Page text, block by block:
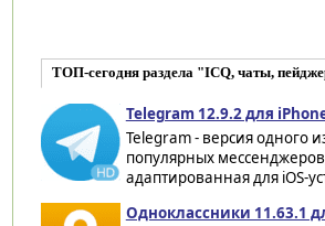
ТОП-сегодня раздела "ICQ, чаты,
Telegram 12.9.2 для
Telegram - версия одного
популярных
адаптированная для iOS-
Одноклассники 11.63.1